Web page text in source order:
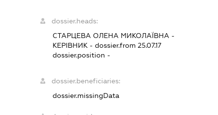
dossier.heads:
СТАРЦЕВА ОЛЕНА МИКОЛАЇВНА -
КЕРІВНИК - dossier.from 25.07.17
dossier.position -
dossier.beneficiaries:
dossier.missingData